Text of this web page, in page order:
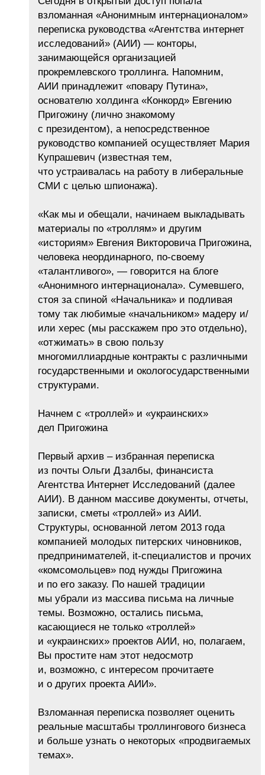
взломанная «Анонимным интернационалом»
переписка руководства «Агентства интернет
исследований» (АИИ) — конторы,
занимающейся организацией
прокремлевского троллинга. Напомним,
АИИ принадлежит «повару Путина»,
основателю холдинга «Конкорд» Евгению
Пригожину (лично знакомому
с президентом), а непосредственное
руководство компанией осуществляет Мария
Купрашевич (известная тем,
что устраивалась на работу в либеральные
СМИ с целью шпионажа).
«Как мы и обещали, начинаем выкладывать
материалы по «троллям» и другим
«историям» Евгения Викторовича Пригожина,
человека неординарного, по-своему
«талантливого», — говорится на блоге
«Анонимного интернационала». Сумевшего,
стоя за спиной «Начальника» и подливая
тому так любимые «начальником» мадеру и/
или херес (мы расскажем про это отдельно),
«отжимать» в свою пользу
многомиллиардные контракты с различными
государственными и окологосударственными
структурами.
Начнем с «троллей» и «украинских»
дел Пригожина
Первый архив – избранная переписка
из почты Ольги Дзалбы, финансиста
Агентства Интернет Исследований (далее
АИИ). В данном массиве документы, отчеты,
записки, сметы «троллей» из АИИ.
Структуры, основанной летом 2013 года
компанией молодых питерских чиновников,
предпринимателей, it-специалистов и прочих
«комсомольцев» под нужды Пригожина
и по его заказу. По нашей традиции
мы убрали из массива письма на личные
темы. Возможно, остались письма,
касающиеся не только «троллей»
и «украинских» проектов АИИ, но, полагаем,
Вы простите нам этот недосмотр
и, возможно, с интересом прочитаете
и о других проекта АИИ».
Взломанная переписка позволяет оценить
реальные масштабы троллингового бизнеса
и больше узнать о некоторых «продвигаемых
темах».